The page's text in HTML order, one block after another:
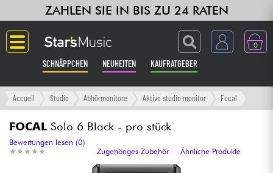
ZAHLEN SIE IN BIS ZU 24 RATEN
0
SCHNÄPPCHEN NEUHEITEN KAUFRATGEBER
Langue
Gitarre & Bass
Verstärker & Effekte
Accueil Studio Abhörmonitore Aktive studio monitor Focal
FOCAL Solo 6 Black - pro stück
★ ★ ★ ★ ★
★ ★ ★ ★ ★
Bewertungen lesen (0)
Zugehöriges Zubehör
Ähnliche Produkte